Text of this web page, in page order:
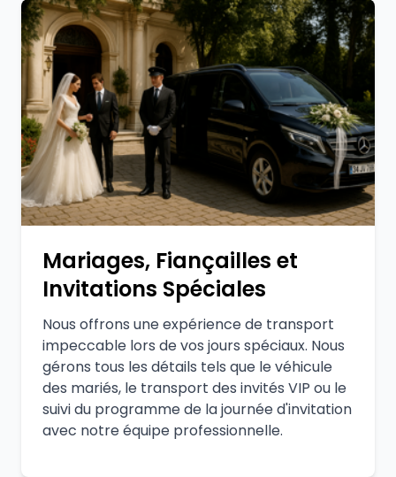
Mariages, Fiançailles et
Invitations Spéciales
Nous offrons une expérience de transport
impeccable lors de vos jours spéciaux. Nous
gérons tous les détails tels que le véhicule
des mariés, le transport des invités VIP ou le
suivi du programme de la journée d'invitation
avec notre équipe professionnelle.